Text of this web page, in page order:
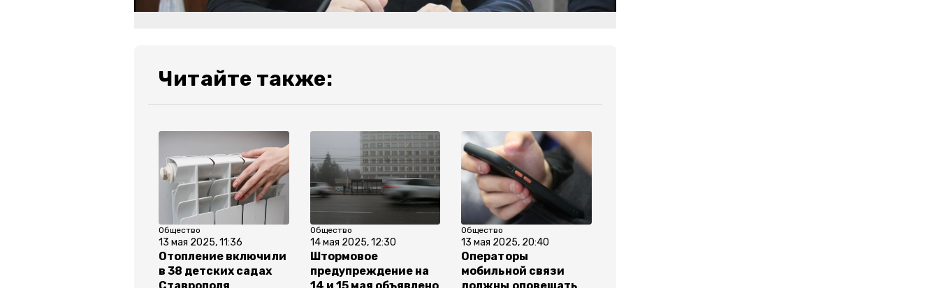
Читайте также:
Общество
13 мая 2025, 11:36
Отопление включили
в 38 детских садах
Общество
14 мая 2025, 12:30
Штормовое
предупреждение на
Общество
13 мая 2025, 20:40
Операторы
мобильной связи